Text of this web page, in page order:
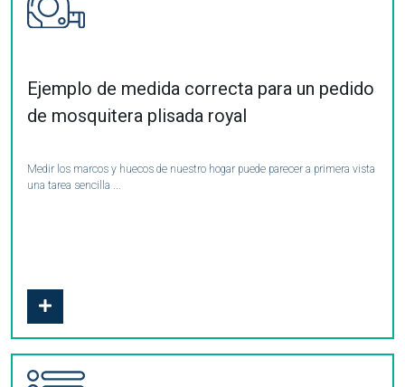
Ejemplo de medida correcta para un pedido
de mosquitera plisada royal
Medir los marcos y huecos de nuestro hogar puede parecer a primera vista
una tarea sencilla ...